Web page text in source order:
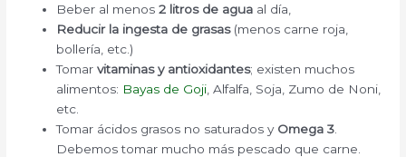
Beber al menos2 litros de agua al día,
Reducir la ingesta de grasas(menos carne roja,
bollería, etc.)
Tomarvitaminas y antioxidantes; existen muchos
alimentos: Bayas de Goji , Alfalfa, Soja, Zumo de Noni,
etc.
Tomar ácidos grasos no saturados y Omega 3
Debemos tomar mucho más pescado que carne.